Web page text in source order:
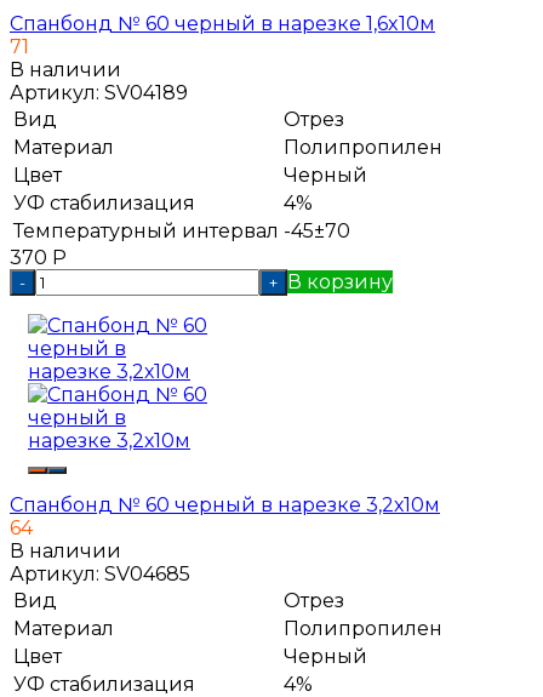
Спанбонд № 60 черный в нарезке 1,6x10м
71
В наличии
Артикул: SV04189
Вид
Отрез
Материал
Полипропилен
Цвет
Черный
УФ стабилизация
4%
Температурный интервал -45±70
370 Р
- + В корзину
Спанбонд № 60 черный в нарезке 3,2х10м
64
В наличии
Артикул: SV04685
Вид
Отрез
Материал
Полипропилен
Цвет
Черный
УФ стабилизация
4%